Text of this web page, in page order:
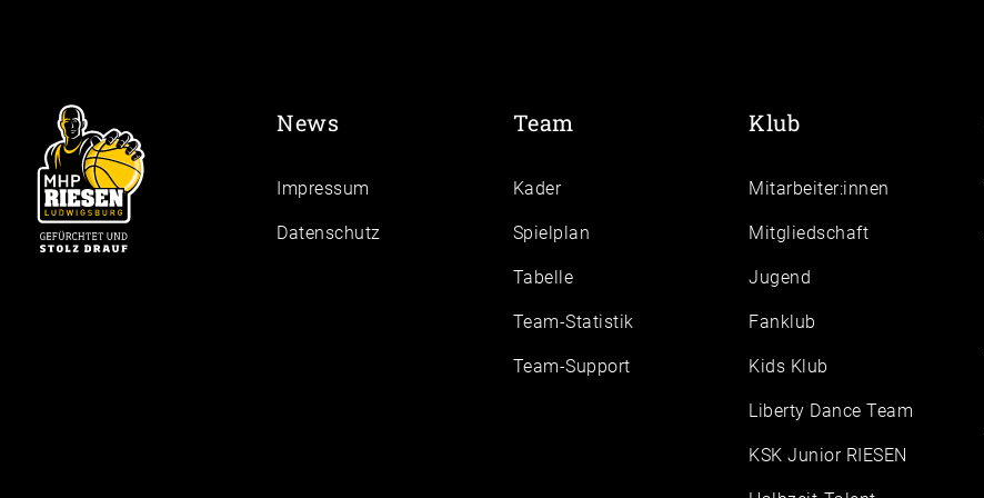
News
Impressum
Daten­schutz
Team
Kader
Spielplan
Tabelle
Team-Statistik
Team-Support
Klub
Mitarbeiter:innen
Mitgliedschaft
Jugend
Fanklub
Kids Klub
Liberty Dance Team
KSK Junior RIESEN